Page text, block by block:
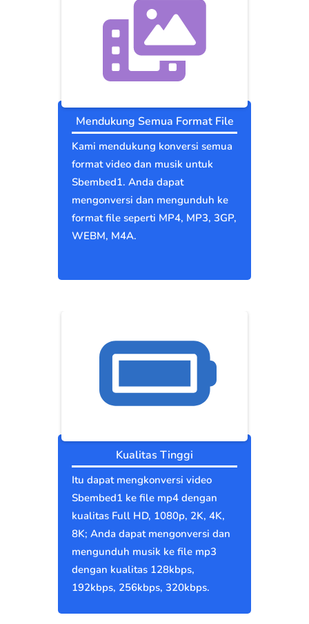
Mendukung Semua Format File
Kami mendukung konversi semua
format video dan musik untuk
Sbembed1. Anda dapat
mengonversi dan mengunduh ke
format file seperti MP4, MP3, 3GP,
WEBM, M4A.
Kualitas Tinggi
Itu dapat mengkonversi video
Sbembed1 ke file mp4 dengan
kualitas Full HD, 1080p, 2K, 4K,
8K; Anda dapat mengonversi dan
mengunduh musik ke file mp3
dengan kualitas 128kbps,
192kbps, 256kbps, 320kbps.